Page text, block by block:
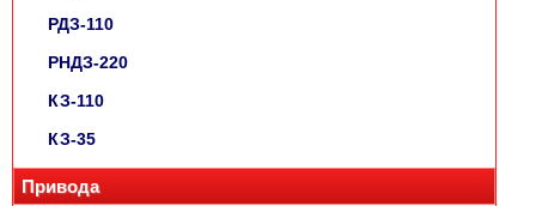
РДЗ-110
РНДЗ-220
КЗ-110
КЗ-35
Привода